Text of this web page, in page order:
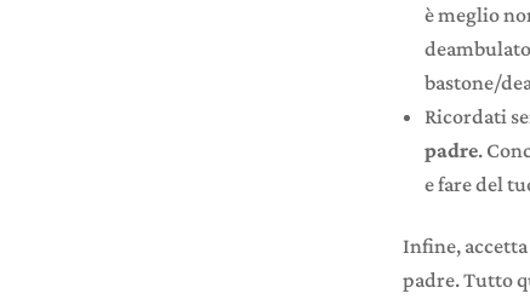
è meglio
bastone/
Ricordati
padre.
e fare del
Infine,
padre. Tutto